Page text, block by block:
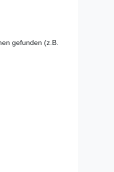
gefunden (z.B.